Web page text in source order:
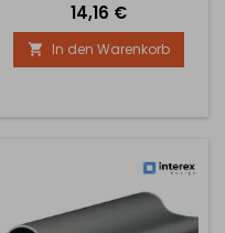
ausgelegt. Die Borsten für
diese Schiene sind gleitend
und die Borsten sind breit,
damit die Tür beim
Schrank stößt.
Preis
14,16 €
 In den Warenkorb